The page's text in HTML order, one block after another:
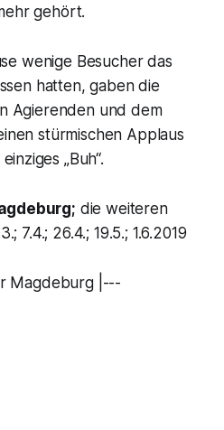
gehört.
wenige Besucher das
hatten, gaben die
Agierenden und dem
stürmischen Applaus
„Buh“.
die weiteren
7.4.; 26.4.; 19.5.; 1.6.2019
Magdeburg |---